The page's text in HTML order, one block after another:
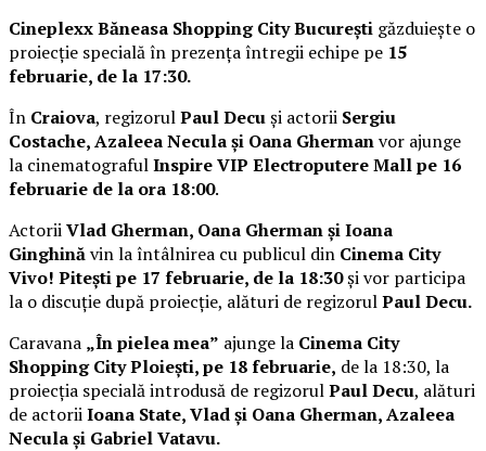
Cineplexx Băneasa Shopping City București găzduiește o
proiecție specială în prezența întregii echipe pe 15
februarie, de la 17:30.
În Craiova, regizorulPaul Decuși actorii Sergiu
Costache, Azaleea Necula și Oana Ghermanvor ajunge
la cinematografulInspire VIP Electroputere Mall pe 16
februarie de la ora 18:00.
ActoriiVlad Gherman, Oana Gherman și Ioana
Ginghinăvin la întâlnirea cu publicul din Cinema City
Vivo! Pitești pe 17 februarie, de la 18:30și vor participa
la o discuție după proiecție, alături de regizorulPaul Decu.
Caravana „În pielea mea” ajunge la Cinema City
Shopping City Ploiești, pe 18 februarie, de la 18:30, la
proiecția specială introdusă de regizorulPaul Decu, alături
de actoriiIoana State, Vlad și Oana Gherman, Azaleea
Necula și Gabriel Vatavu.